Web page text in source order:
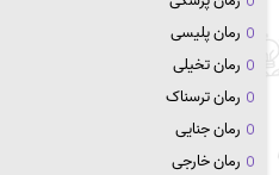
رمان پلیسی
رمان تخیلی
رمان ترسناک
رمان جنایی
رمان خارجی